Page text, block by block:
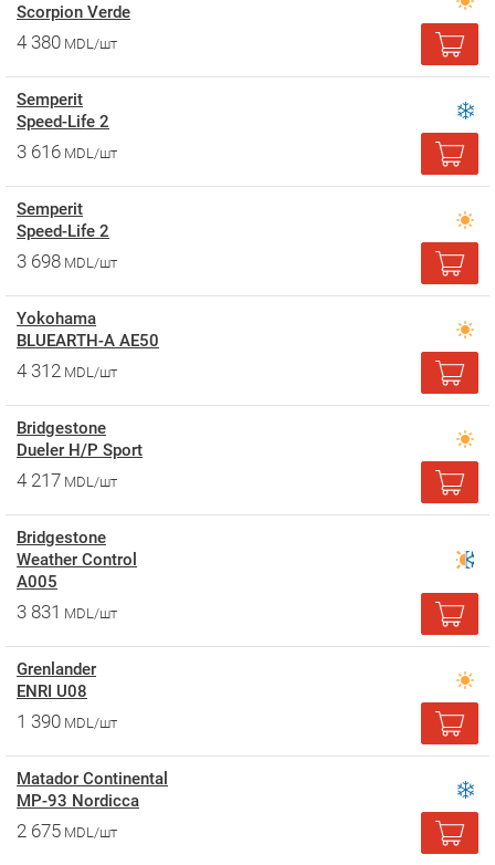
Scorpion Verde
4 380 MDL/шт
Semperit
Speed-Life 2
3 616 MDL/шт
Semperit
Speed-Life 2
3 698 MDL/шт
Yokohama
BLUEARTH-A AE50
4 312 MDL/шт
Bridgestone
Dueler H/P Sport
4 217 MDL/шт
Bridgestone
Weather Control
A005
3 831 MDL/шт
Grenlander
ENRI U08
1 390 MDL/шт
Matador Continental
MP-93 Nordicca
2 675 MDL/шт